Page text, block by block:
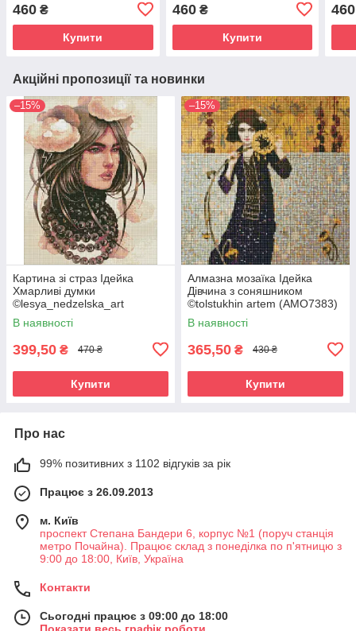
460 ₴
Купити
460₴
Купити
460
Акційні пропозиції та новинки
–15%
Картина зі страз Ідейка
Хмарливі думки
©lesya_nedzelska_art
(AMO7373) 40 х 50 см (На
підрамнику)
В наявності
399,50 ₴ 470 ₴
Купити
–15%
Алмазна мозаїка Ідейка
Дівчина з соняшником
©tolstukhin artem (AMO7383)
40 х 40 см (На підрамнику)
В наявності
365,50 ₴ 430 ₴
Купити
Про нас
99% позитивних з 1102 відгуків за рік
Працює з 26.09.2013
м. Київ
проспект Степана Бандери 6, корпус №1 (поруч станція
метро Почайна). Працює склад з понеділка по п'ятницю з
9:00 до 18:00, Київ, Україна
Контакти
Сьогодні працює з 09:00 до 18:00